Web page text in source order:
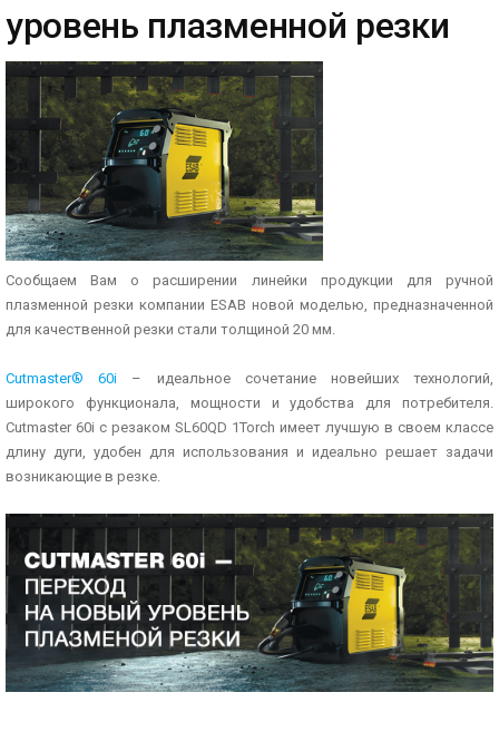
уровень плазменной резки
Сообщаем Вам о расширении линейки продукции для ручной
плазменной резки компании ESAB новой моделью, предназначенной
для качественной резки стали толщиной 20 мм.
Cutmaster® 60i – идеальное сочетание новейших технологий,
широкого функционала, мощности и удобства для потребителя.
Cutmaster 60i с резаком SL60QD 1Torch имеет лучшую в своем классе
длину дуги, удобен для использования и идеально решает задачи
возникающие в резке.